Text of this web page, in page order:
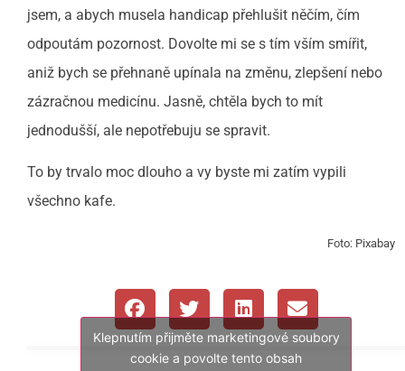
jsem, a abych musela handicap přehlušit něčím, čím
odpoutám pozornost. Dovolte mi se s tím vším smířit,
aniž bych se přehnaně upínala na změnu, zlepšení nebo
zázračnou medicínu. Jasně, chtěla bych to mít
jednodušší, ale nepotřebuju se spravit.
To by trvalo moc dlouho a vy byste mi zatím vypili
všechno kafe.
Foto: Pixabay
Klepnutím přijměte marketingové soubory
cookie a povolte tento obsah